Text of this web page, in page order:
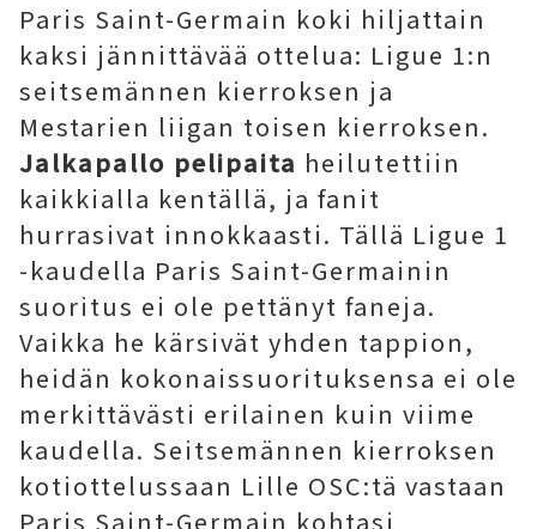
Paris Saint-Germain koki hiljattain
kaksi jännittävää ottelua: Ligue 1:n
seitsemännen kierroksen ja
Mestarien liigan toisen kierroksen.
Jalkapallo pelipaita heilutettiin
kaikkialla kentällä, ja fanit
hurrasivat innokkaasti. Tällä Ligue 1
-kaudella Paris Saint-Germainin
suoritus ei ole pettänyt faneja.
Vaikka he kärsivät yhden tappion,
heidän kokonaissuorituksensa ei ole
merkittävästi erilainen kuin viime
kaudella. Seitsemännen kierroksen
kotiottelussaan Lille OSC:tä vastaan ​​
Paris Saint-Germain kohtasi